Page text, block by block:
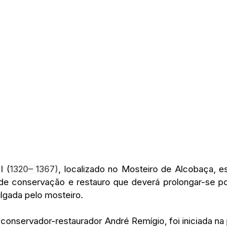
(1320– 1367)
, localizado no Mosteiro de Alcobaça,
conservação e restauro que deverá prolongar-se
pelo mosteiro.
restaurador André Remígio, foi iniciada na